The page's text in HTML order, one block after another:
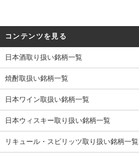
コンテンツを見る
日本酒取り扱い銘柄一覧
焼酎取扱い銘柄一覧
日本ワイン取扱い銘柄一覧
日本ウィスキー取り扱い銘柄一覧
リキュール・スピリッツ取り扱い銘柄一覧